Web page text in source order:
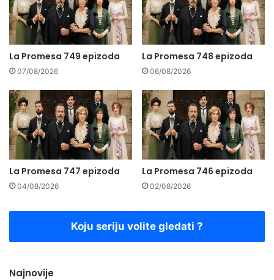
La Promesa 749 epizoda
07/08/2026
La Promesa 748 epizoda
06/08/2026
La Promesa 747 epizoda
04/08/2026
La Promesa 746 epizoda
02/08/2026
Koju seriju volite gledati ?
Najnovije